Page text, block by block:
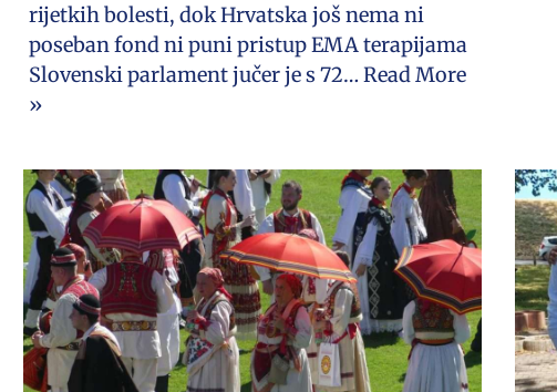
rijetkih bolesti, dok Hrvatska još nema ni
poseban fond ni puni pristup EMA terapijama
Slovenski parlament jučer je s 72… Read More
»